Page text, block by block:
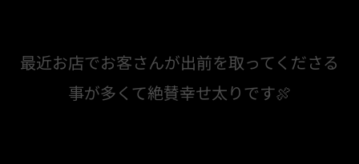
最近お店でお客さんが出前を取ってくださる
事が多くて絶賛幸せ太りです🍖